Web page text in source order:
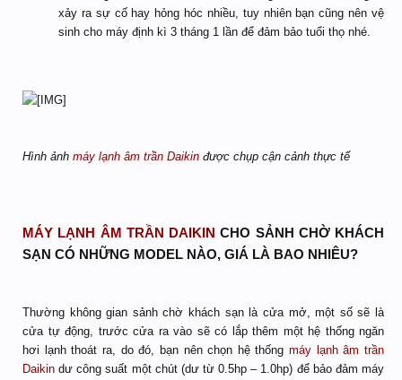
xảy ra sự cố hay hỏng hóc nhiều, tuy nhiên bạn cũng nên vệ
sinh cho máy định kì 3 tháng 1 lần để đảm bảo tuổi thọ nhé.
Hình ảnh máy lạnh âm trần Daikin được chụp cận cảnh thực tế
MÁY LẠNH ÂM TRẦN DAIKIN CHO SẢNH CHỜ KHÁCH
SẠN CÓ NHỮNG MODEL NÀO, GIÁ LÀ BAO NHIÊU?
Thường không gian sảnh chờ khách sạn là cửa mở, một số sẽ là
cửa tự động, trước cửa ra vào sẽ có lắp thêm một hệ thống ngăn
hơi lạnh thoát ra, do đó, bạn nên chọn hệ thốngmáy lạnh âm trần
Daikin dư công suất một chút (dư từ 0.5hp – 1.0hp) để bảo đảm máy